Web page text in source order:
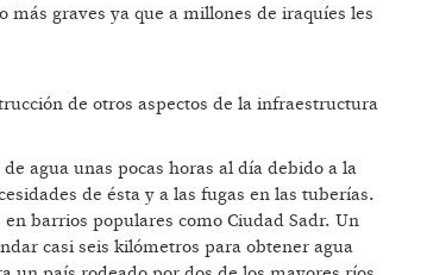
más graves ya que a millones de iraquíes les
de otros aspectos de la infraestructura
agua unas pocas horas al día debido a la
de ésta y a las fugas en las tuberías.
barrios populares como Ciudad Sadr. Un
casi seis kilómetros para obtener agua